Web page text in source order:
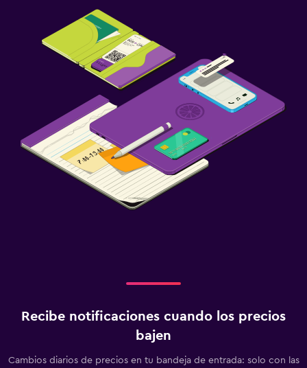
Recibe notificaciones cuando los precios
bajen
Cambios diarios de precios en tu bandeja de entrada: solo con las